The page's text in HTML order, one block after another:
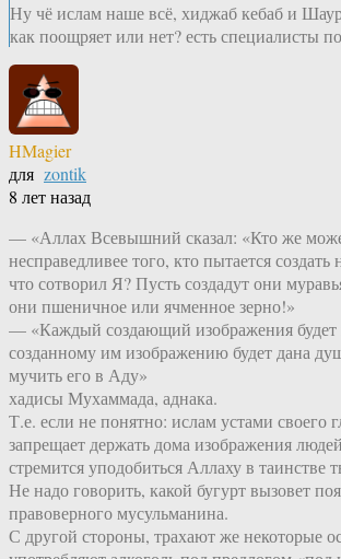
Ну чё ислам наше всё, хиджаб кебаб и
как поощряет или нет? есть специалисты
HMagier
для zontik
8 лет назад
— «Аллах Всевышний сказал: «Кто же
несправедливее того, кто пытается
что сотворил Я? Пусть создадут они
они пшеничное или ячменное зерно!»
— «Каждый создающий изображения
созданному им изображению будет дана
мучить его в Аду»
хадисы Мухаммада, аднака.
Т.е. если не понятно: ислам устами своего
запрещает держать дома изображения
стремится уподобиться Аллаху в таинстве
Не надо говорить, какой бугурт вызовет
правоверного мусульманина.
С другой стороны, трахают же некоторые